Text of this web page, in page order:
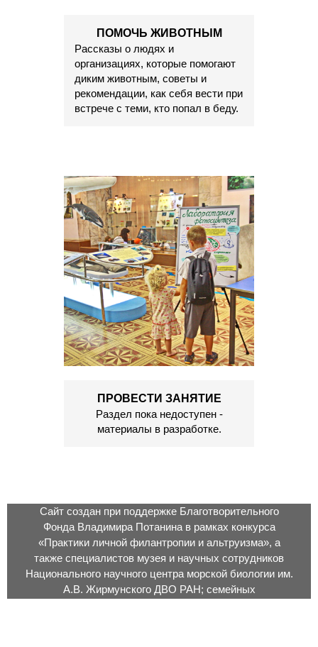
ПОМОЧЬ ЖИВОТНЫМ
Рассказы о людях и
организациях, которые помогают
диким животным, советы и
рекомендации, как себя вести при
встрече с теми, кто попал в беду.
ПРОВЕСТИ ЗАНЯТИЕ
Раздел пока недоступен -
материалы в разработке.
Сайт создан при поддержке Благотворительного
Фонда Владимира Потанина в рамках конкурса
«Практики личной филантропии и альтруизма», а
также специалистов музея и научных сотрудников
Национального научного центра морской биологии им.
А.В. Жирмунского ДВО РАН; семейных